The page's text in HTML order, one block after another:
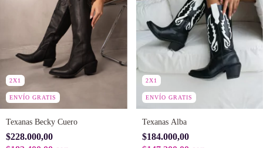
2X1
ENVÍO GRATIS
Texanas Becky Cuero
$228.000,00
2X1
ENVÍO GRATIS
Texanas Alba
$184.000,00